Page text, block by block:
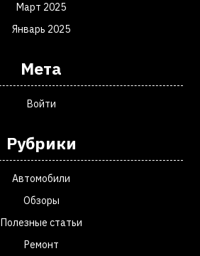
Март 2025
Январь 2025
Мета
Войти
Рубрики
Автомобили
Обзоры
Полезные статьи
Ремонт